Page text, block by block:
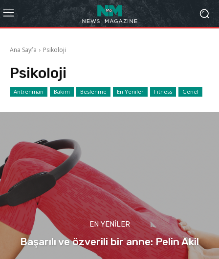
Ana Sayfa Psikoloji
Psikoloji
Antrenman Bakım Beslenme En Yeniler Fitness Genel
EN YENILER
Başarılı ve özverili bir anne: Pelin Akil